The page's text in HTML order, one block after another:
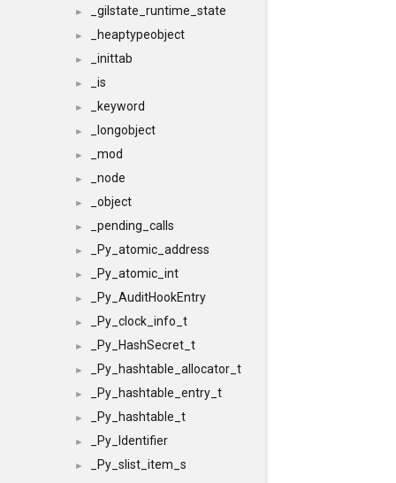
► _gilstate_runtime_state
► _heaptypeobject
► _inittab
► _is
► _keyword
► _longobject
► _mod
► _node
► _object
► _pending_calls
► _Py_atomic_address
► _Py_atomic_int
► _Py_AuditHookEntry
► _Py_clock_info_t
► _Py_HashSecret_t
► _Py_hashtable_allocator_t
► _Py_hashtable_entry_t
► _Py_hashtable_t
► _Py_Identifier
► _Py_slist_item_s